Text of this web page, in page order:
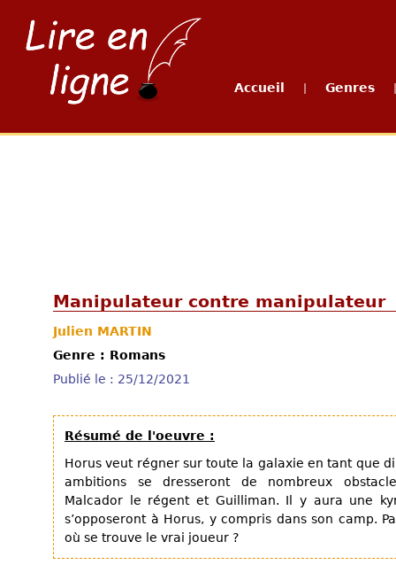
Accueil Genres
Manipulateur contre manipulateur
Julien MARTIN
Genre : Romans
Publié le : 25/12/2021
Résumé de l'oeuvre :
Horus veut régner sur toute la galaxie en tant que
ambitions se dresseront de nombreux
Malcador le régent et Guilliman. Il y aura une
s’opposeront à Horus, y compris dans son camp.
où se trouve le vrai joueur ?